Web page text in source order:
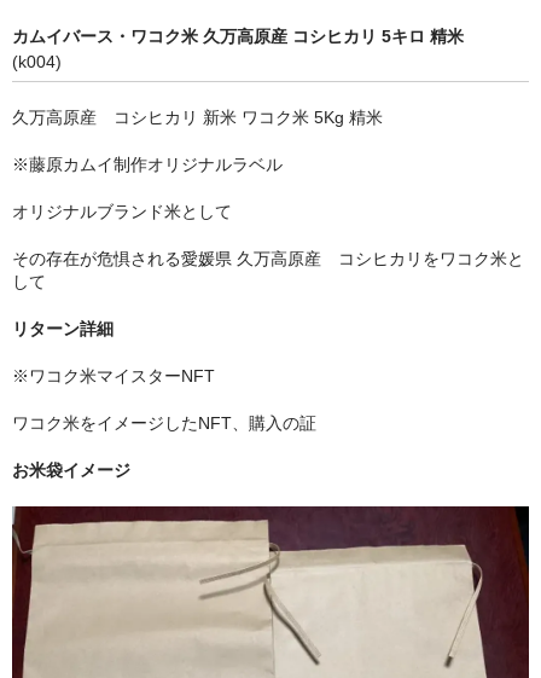
カムイバース・ワコク米 久万高原産 コシヒカリ 5キロ 精米
(k004)
久万高原産 コシヒカリ 新米 ワコク米 5Kg 精米
※藤原カムイ制作オリジナルラベル
オリジナルブランド米として
その存在が危惧される愛媛県 久万高原産 コシヒカリをワコク米と
して
リターン詳細
※ワコク米マイスターNFT
ワコク米をイメージしたNFT、購入の証
お米袋イメージ